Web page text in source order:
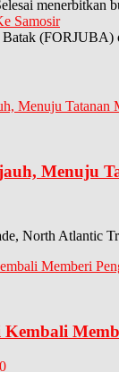
menerbitkan
Samosir
Menuju
North Atlantic
0